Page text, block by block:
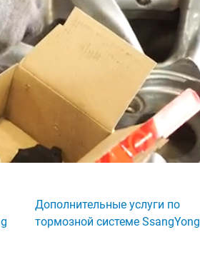
Дополнительные услуги по
тормозной системе SsangYong